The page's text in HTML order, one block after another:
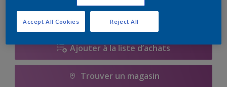
Ajouter à la liste d’achats
Trouver un magasin
Reject All
Accept All Cookies